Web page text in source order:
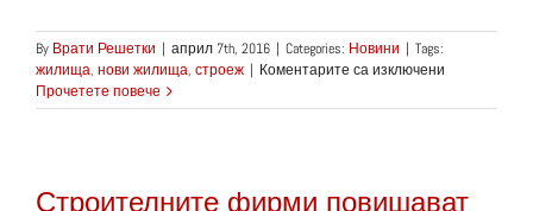
By Врати Решетки | април 7th, 2016 | Categories: Новини | Tags:
жилища, нови жилища, строеж | Коментарите са изключени
одобрява
Прочетете повече
Строителните фирми повишават